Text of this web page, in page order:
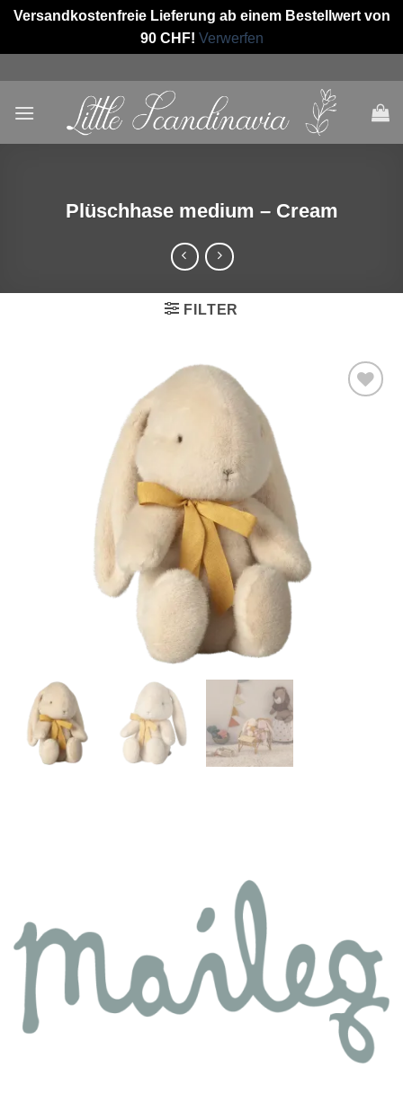
Versandkostenfreie Lieferung ab einem Bestellwert von
90 CHF! Verwerfen
content
Plüschhase medium – Cream
FILTER